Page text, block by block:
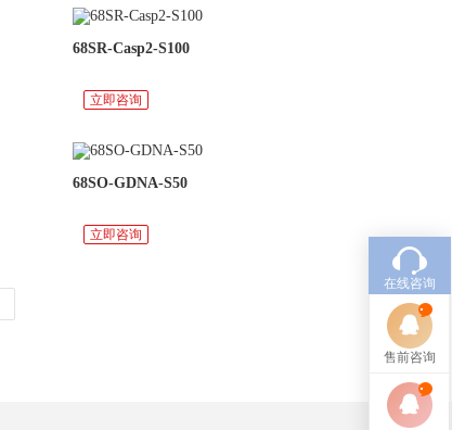
68SR-Casp2-S100
立即咨询
68SO-GDNA-S50
立即咨询
在线咨询
售前咨询